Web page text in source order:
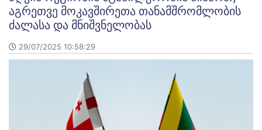
აგრეთვე მოკავშირეთა თანამშრომლობის
ძალასა და მნიშვნელობას
29/07/2025 10:58:29